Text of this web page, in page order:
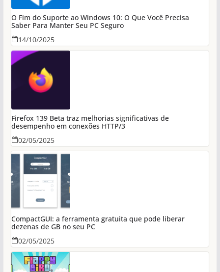
O Fim do Suporte ao Windows 10: O Que Você Precisa
Saber Para Manter Seu PC Seguro
14/10/2025
Firefox 139 Beta traz melhorias significativas de
desempenho em conexões HTTP/3
02/05/2025
CompactGUI: a ferramenta gratuita que pode liberar
dezenas de GB no seu PC
02/05/2025